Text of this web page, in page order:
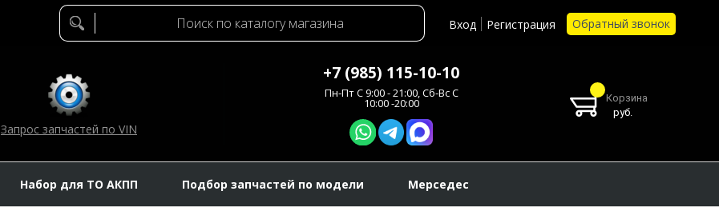
Вход Регистрация Обратный звонок
Запрос запчастей по VIN
+7 (985) 115-10-10
Пн-Пт C 9:00 - 21:00, Сб-Вс С
10:00 -20:00
Корзина
руб.
Набор для ТО АКПП Подбор запчастей по модели Мерседес